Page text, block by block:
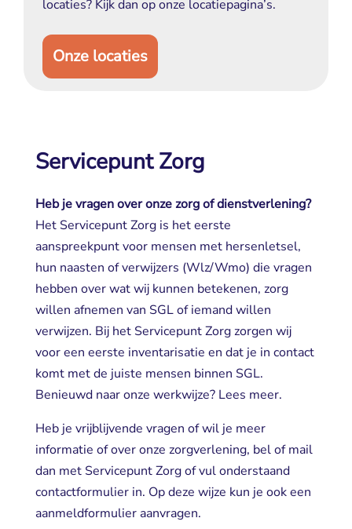
locaties? Kijk dan op onze locatiepagina’s.
Onze locaties
Servicepunt Zorg
Heb je vragen over onze zorg of dienstverlening?
Het Servicepunt Zorg is het eerste
aanspreekpunt voor mensen met hersenletsel,
hun naasten of verwijzers (Wlz/Wmo) die vragen
hebben over wat wij kunnen betekenen, zorg
willen afnemen van SGL of iemand willen
verwijzen. Bij het Servicepunt Zorg zorgen wij
voor een eerste inventarisatie en dat je in contact
komt met de juiste mensen binnen SGL.
Benieuwd naar onze werkwijze? Lees meer.
Heb je vrijblijvende vragen of wil je meer
informatie of over onze zorgverlening, bel of mail
dan met Servicepunt Zorg of vul onderstaand
contactformulier in. Op deze wijze kun je ook een
aanmeldformulier aanvragen.